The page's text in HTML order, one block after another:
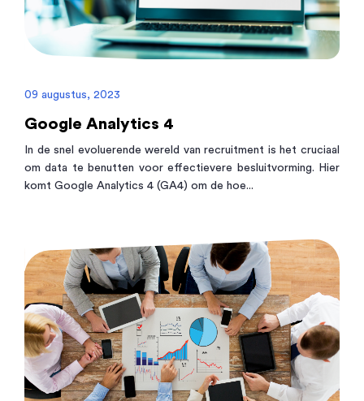
09 augustus, 2023
Google Analytics 4
In de snel evoluerende wereld van recruitment is het cruciaal
om data te benutten voor effectievere besluitvorming. Hier
komt Google Analytics 4 (GA4) om de hoe...